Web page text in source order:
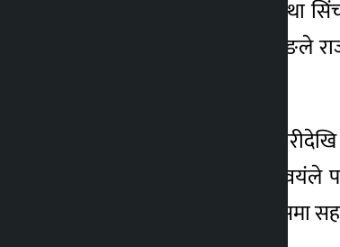
काठमाडौँ । उर्जा जलस्रोत तथा
माग गरेका छन् । मन्त्री तामाङले
बेनामे उजुरीकै कारण
राज्यमन्त्री तामाङले आफू स्वयंले
फोटोकपी अनिवार्य गरौँ । यसमा